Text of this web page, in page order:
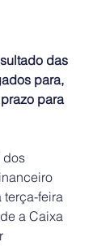
das
para,
para
dos
terça-feira
a Caixa